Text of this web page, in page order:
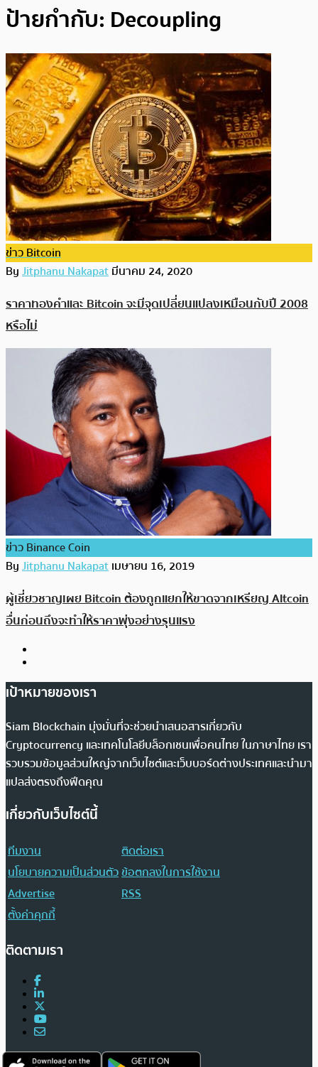
ป้ายกำกับ: Decoupling
ข่าว Bitcoin
ByJitphanu Nakapatมีนาคม 24, 2020
ราคาทองคำและ Bitcoin จะมีจุดเปลี่ยนแปลงเหมือนกับปี 2008
หรือไม่
ข่าว Binance Coin
ByJitphanu Nakapatเมษายน 16, 2019
ผู้เชี่ยวชาญเผย Bitcoin ต้องถูกแยกให้ขาดจากเหรียญ Altcoin
อื่นก่อนถึงจะทำให้ราคาพุ่งอย่างรุนแรง
เป้าหมายของเรา
Siam Blockchain มุ่งมั่นที่จะช่วยนำเสนอสารเกี่ยวกับ
Cryptocurrency และเทคโนโลยีบล็อกเชนเพื่อคนไทย ในภาษาไทย เรา
รวบรวมข้อมูลส่วนใหญ่จากเว็บไซต์และเว็บบอร์ดต่างประเทศและนำมา
แปลส่งตรงถึงฟีดคุณ
เกี่ยวกับเว็บไซต์นี้
ทีมงาน
ติดต่อเรา
นโยบายความเป็นส่วนตัวข้อตกลงในการใช้งาน
Advertise
RSS
ตั้งค่าคุกกี้
ติดตามเรา